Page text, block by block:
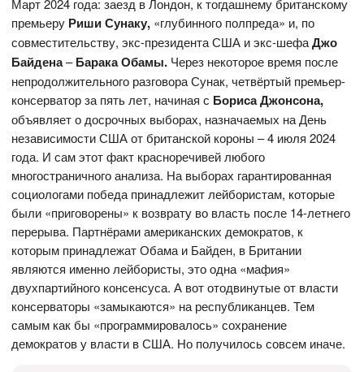
Март 2024 года: заезд в Лондон, к тогдашнему британскому
премьеру Риши Сунаку, «глубинного полпреда» и, по
совместительству, экс-президента США и экс-шефаДжо
Байдена–Барака Обамы. Через некоторое время после
непродолжительного разговора Сунак, четвёртый премьер-
консерватор за пять лет, начиная с Бориса Джонсона,
объявляет о досрочных выборах, назначаемых на День
независимости США от британской короны – 4 июля 2024
года. И сам этот факт красноречивей любого
многостраничного анализа. На выборах гарантированная
социологами победа принадлежит лейбористам, которые
были «приговорены» к возврату во власть после 14-летнего
перерыва. Партнёрами американских демократов, к
которым принадлежат Обама и Байден, в Британии
являются именно лейбористы, это одна «мафия»
двухпартийного консенсуса. А вот отодвинутые от власти
консерваторы «замыкаются» на республиканцев. Тем
самым как бы «программировалось» сохранение
демократов у власти в США. Но получилось совсем иначе.